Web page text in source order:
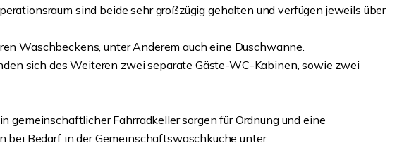
sind beide sehr großzügig gehalten und verfügen jeweils über
Waschbeckens, unter Anderem auch eine Duschwanne.
sich des Weiteren zwei separate Gäste-WC-Kabinen, sowie zwei
gemeinschaftlicher Fahrradkeller sorgen für Ordnung und eine
Bedarf in der Gemeinschaftswaschküche unter.